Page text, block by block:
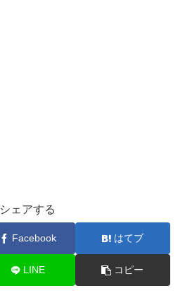
シェアする
Facebook はてブ
LINE コピー